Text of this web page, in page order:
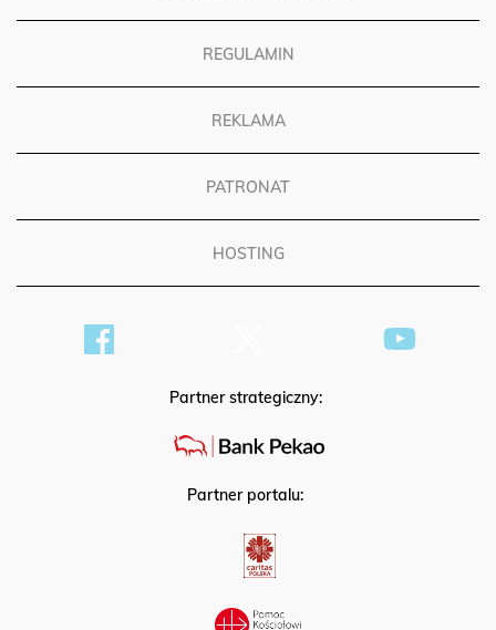
REGULAMIN
REKLAMA
PATRONAT
HOSTING
Partner strategiczny:
Partner portalu: